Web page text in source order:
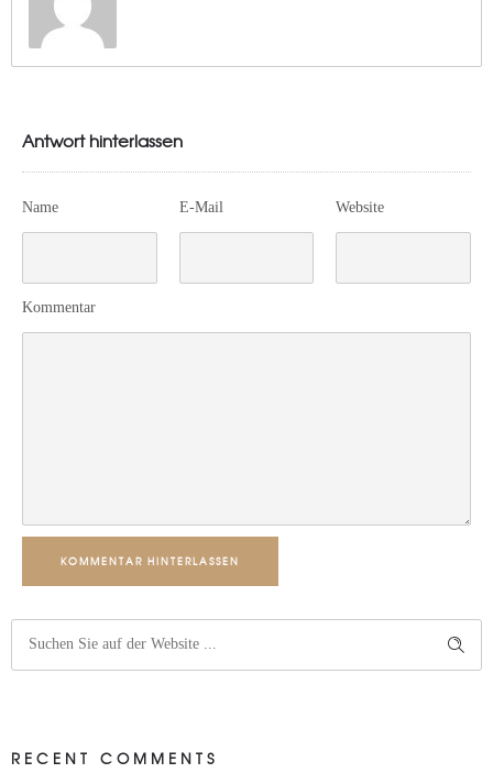
Antwort hinterlassen
Name E-Mail Website
Kommentar
KOMMENTAR HINTERLASSEN
RECENT COMMENTS